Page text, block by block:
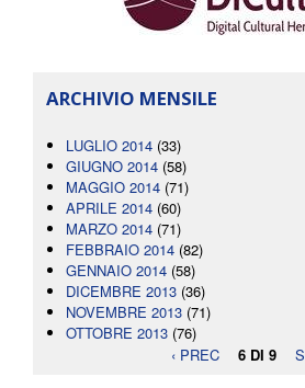
ARCHIVIO MENSILE
LUGLIO 2014 (33)
GIUGNO 2014 (58)
MAGGIO 2014 (71)
APRILE 2014 (60)
MARZO 2014 (71)
FEBBRAIO 2014 (82)
GENNAIO 2014 (58)
DICEMBRE 2013 (36)
NOVEMBRE 2013 (71)
OTTOBRE 2013 (76)
‹ PREC
6 DI 9